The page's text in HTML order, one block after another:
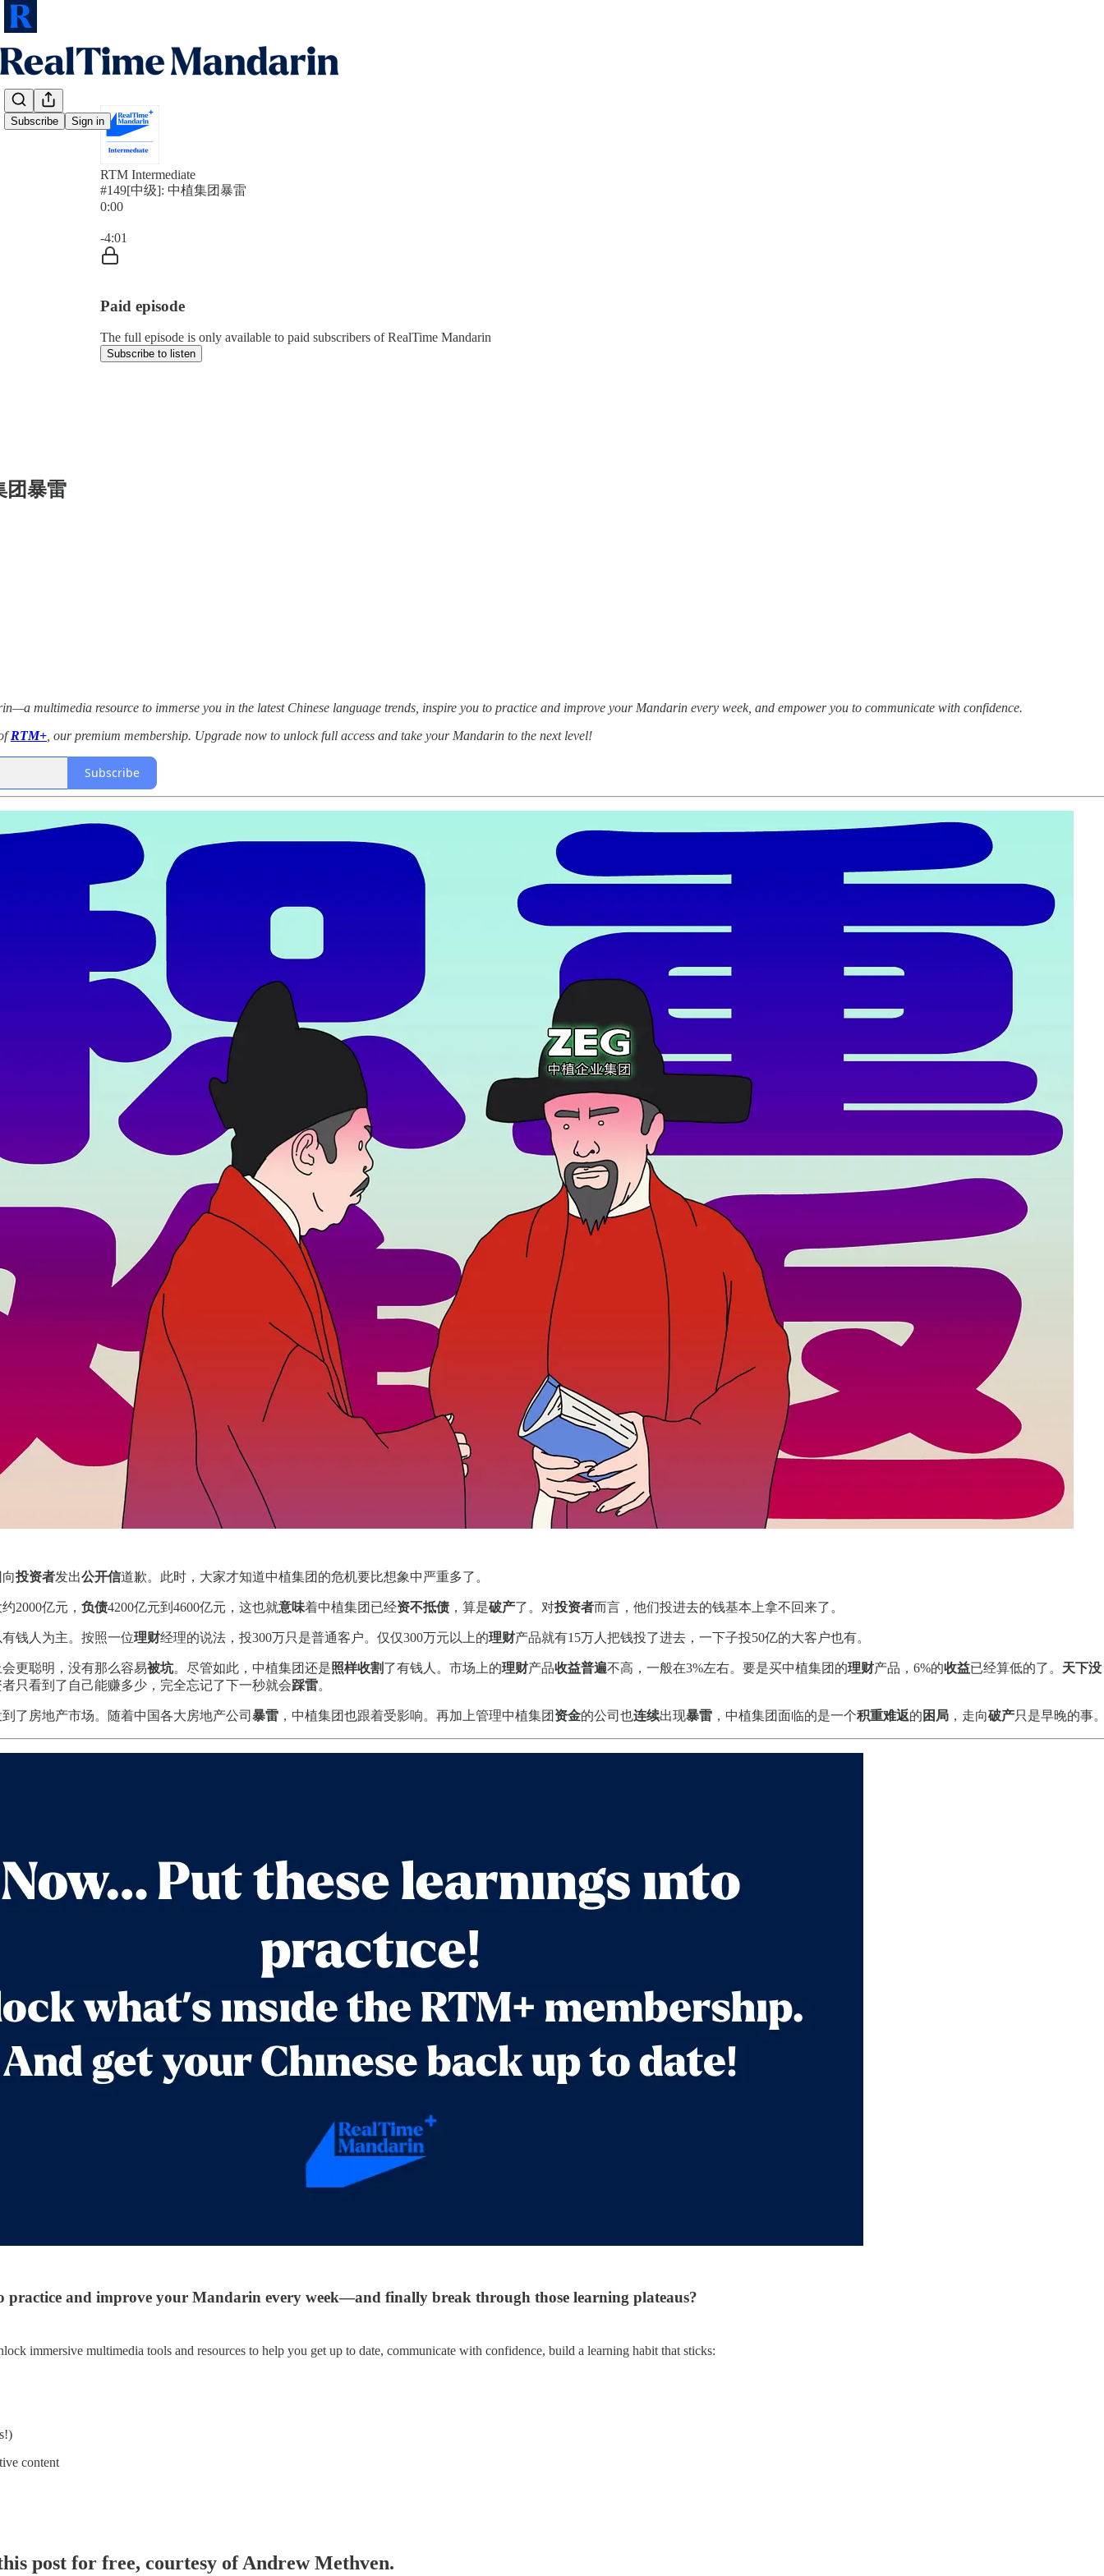
Subscribe Sign in
RTM Intermediate
#149[中级]: 中植集团暴雷
0:00
-4:01
Paid episode
The full episode is only available to paid subscribers of RealTime Mandarin
Subscribe to listen
团暴雷
multimedia resource to immerse you in the latest Chinese language trends, inspire you to practice and improve your Mandarin every week, and empower you to communicate with confidence.
RTM+ , our premium membership. Upgrade now to unlock full access and take your Mandarin to the next level!
Subscribe
投资者发出公开信道歉。此时，大家才知道中植集团的危机要比想象中严重多了。
2000亿元， 负债4200亿元到4600亿元，这也就意味着中植集团已经资不抵债 ，算是破产了。对投资者而言，他们投进去的钱基本上拿不回来了。
钱人为主。按照一位理财经理的说法，投300万只是普通客户。仅仅300万元以上的理财产品就有15万人把钱投了进去，一下子投50亿的大客户也有。
会更聪明，没有那么容易被坑。尽管如此，中植集团还是照样收割了有钱人。市场上的理财产品收益普遍不高，一般在3%左右。要是买中植集团的理财产品，6%的收益已经算低的了。 天下没
只看到了自己能赚多少，完全忘记了下一秒就会踩雷。
了房地产市场。随着中国各大房地产公司 暴雷 ，中植集团也跟着受影响。再加上管理中植集团 资金的公司也连续出现暴雷 ，中植集团面临的是一个积重难返的 困局 ，走向破产只是早晚的事
practice and improve your Mandarin every week—and finally break through those learning plateaus?
immersive multimedia tools and resources to help you get up to date, communicate with confidence, build a learning habit that sticks:
content
post for free, courtesy of Andrew Methven.